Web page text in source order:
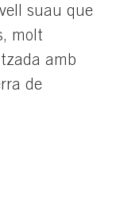
suau que
molt
amb
de